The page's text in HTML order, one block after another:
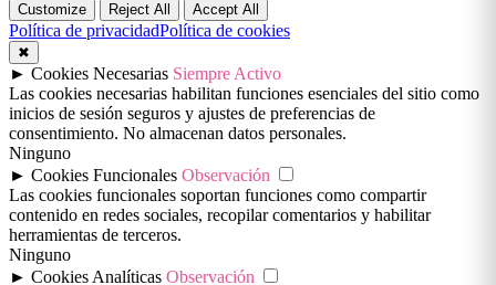
Customize Reject All Accept All
Política de privacidadPolítica de cookies
✖
► Cookies Necesarias Siempre Activo
Las cookies necesarias habilitan funciones esenciales del sitio como
inicios de sesión seguros y ajustes de preferencias de
consentimiento. No almacenan datos personales.
Ninguno
► Cookies Funcionales Observación
Las cookies funcionales soportan funciones como compartir
contenido en redes sociales, recopilar comentarios y habilitar
herramientas de terceros.
Ninguno
► Cookies Analíticas Observación